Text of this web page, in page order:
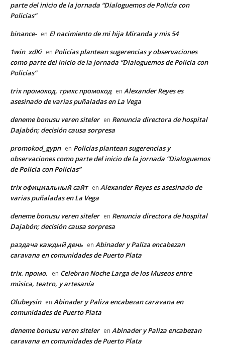
parte del inicio de la jornada “Dialoguemos de Policía con
Policías”
binance- en El nacimiento de mi hija Miranda y mis 54
1win_xdKi en Policías plantean sugerencias y observaciones
como parte del inicio de la jornada “Dialoguemos de Policía con
Policías”
trix промокод, трикс промокод en Alexander Reyes es
asesinado de varias puñaladas en La Vega
deneme bonusu veren siteler en Renuncia directora de hospital
Dajabón; decisión causa sorpresa
promokod_gypn en Policías plantean sugerencias y
observaciones como parte del inicio de la jornada “Dialoguemos
de Policía con Policías”
trix официальный сайт en Alexander Reyes es asesinado de
varias puñaladas en La Vega
deneme bonusu veren siteler en Renuncia directora de hospital
Dajabón; decisión causa sorpresa
раздача каждый день en Abinader y Paliza encabezan
caravana en comunidades de Puerto Plata
trix. промо. en Celebran Noche Larga de los Museos entre
música, teatro, y artesanía
Olubeysin en Abinader y Paliza encabezan caravana en
comunidades de Puerto Plata
deneme bonusu veren siteler en Abinader y Paliza encabezan
caravana en comunidades de Puerto Plata